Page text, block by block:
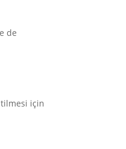
de
için